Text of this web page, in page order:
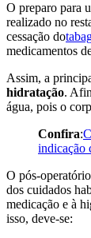
O preparo para
realizado no
cessação do
medicamentos
Assim, a
hidratação.
água, pois o
Confira:
indicação
O pós-
dos cuidados
medicação e à
isso, deve-se: